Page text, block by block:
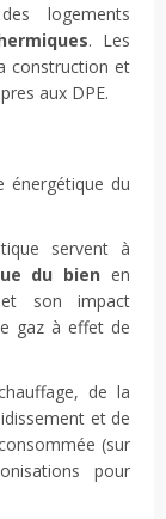
logements
. Les
construction et
aux DPE.
énergétique du
servent à
du bien en
et son impact
gaz à effet de
de la
et de
(sur
pour